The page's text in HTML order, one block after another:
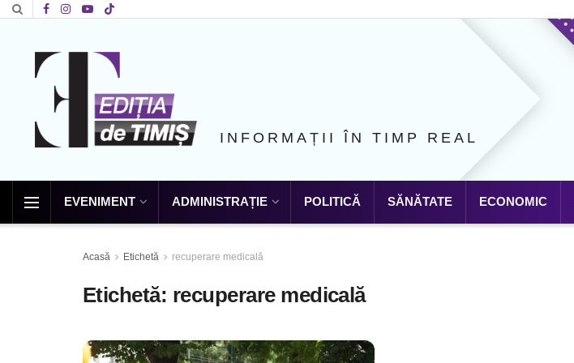
INFORMAȚII ÎN TIMP REAL
EVENIMENT ADMINISTRAȚIE POLITICĂ SĂNĂTATE ECONOMIC
Acasă Etichetă recuperare medicală
Etichetă: recuperare medicală